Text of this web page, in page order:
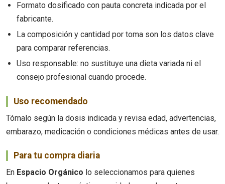
Formato dosificado con pauta concreta indicada por el
fabricante.
La composición y cantidad por toma son los datos clave
para comparar referencias.
Uso responsable: no sustituye una dieta variada ni el
consejo profesional cuando procede.
Uso recomendado
Tómalo según la dosis indicada y revisa edad, advertencias,
embarazo, medicación o condiciones médicas antes de usar.
Para tu compra diaria
En Espacio Orgánico lo seleccionamos para quienes